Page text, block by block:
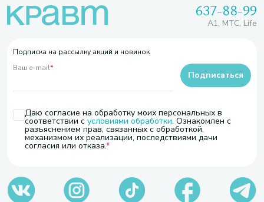
637-88-99
A1, МТС, Life
Подписка на рассылку акций и новинок
Ваш e-mail*
Даю согласие на обработку моих персональных в
соответствии с условиями обработки. Ознакомлен с
разъяснением прав, связанных с обработкой,
механизмом их реализации, последствиями дачи
согласия или отказа.
Подписаться